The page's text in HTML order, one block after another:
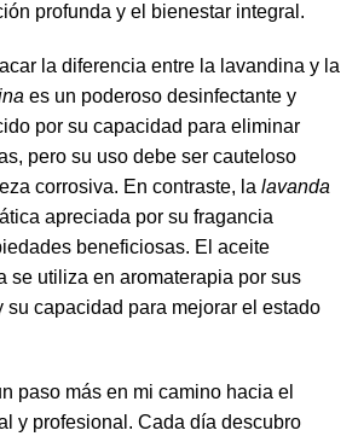
profunda y el bienestar integral.
la diferencia entre la lavandina y la
es un poderoso desinfectante y
por su capacidad para eliminar
pero su uso debe ser cauteloso
corrosiva. En contraste, la lavanda
apreciada por su fragancia
beneficiosas. El aceite
se utiliza en aromaterapia por sus
su capacidad para mejorar el estado
paso más en mi camino hacia el
y profesional. Cada día descubro